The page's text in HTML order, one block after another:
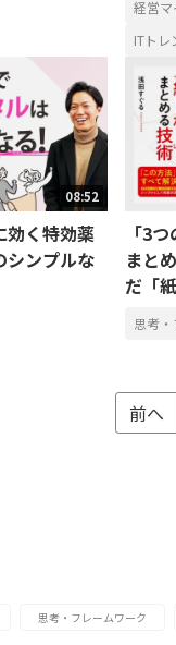
経営マ
ITトレ
08:52
効く特効薬
シンプルな
「3
まと
だ「
思考
前へ
思考・フレームワーク